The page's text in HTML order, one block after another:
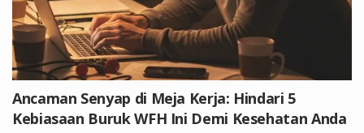
Ancaman Senyap di Meja Kerja: Hindari 5
Kebiasaan Buruk WFH Ini Demi Kesehatan Anda